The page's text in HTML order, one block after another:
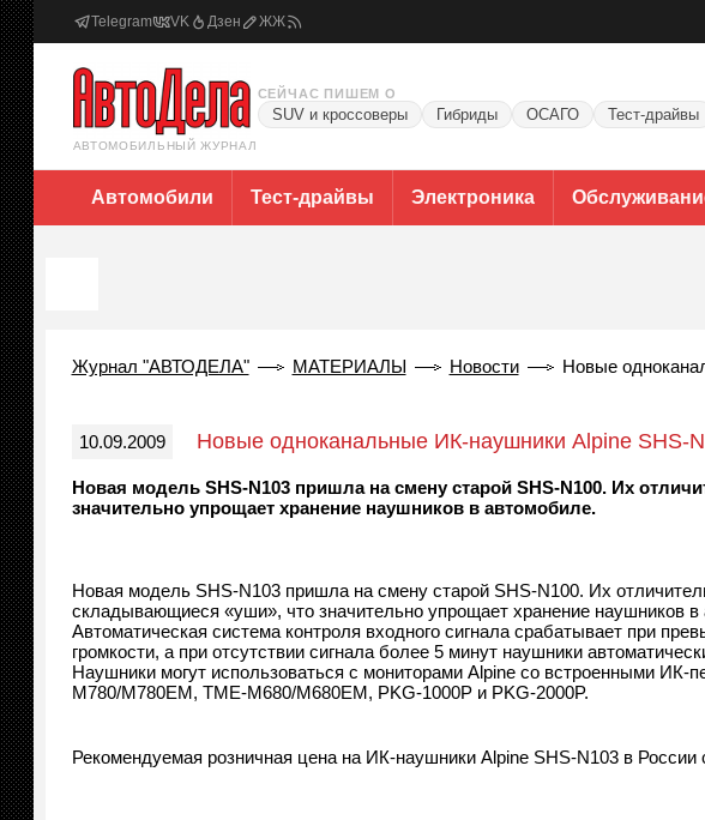
Telegram VK Дзен ЖЖ
АВТОМОБИЛЬНЫЙ ЖУРНАЛ
СЕЙЧАС ПИШЕМ О
SUV и кроссоверы Гибриды ОСАГО Тест-драйвы
Автомобили Тест-драйвы Электроника
Журнал "АВТОДЕЛА" МАТЕРИАЛЫ Новости Новые
10.09.2009 Новые одноканальные ИК-наушники Alpine SHS-
Новая модель SHS-N103 пришла на смену старой SHS-N100. Их
значительно упрощает хранение наушников в автомобиле.
Новая модель SHS-N103 пришла на смену старой SHS-N100. Их
складывающиеся «уши», что значительно упрощает хранение наушников в
Автоматическая система контроля входного сигнала срабатывает при
громкости, а при отсутствии сигнала более 5 минут наушники
Наушники могут использоваться с мониторами Alpine со встроенными ИК-
M780/M780EM, TME-M680/M680EM, PKG-1000P и PKG-2000P.
Рекомендуемая розничная цена на ИК-наушники Alpine SHS-N103 в России